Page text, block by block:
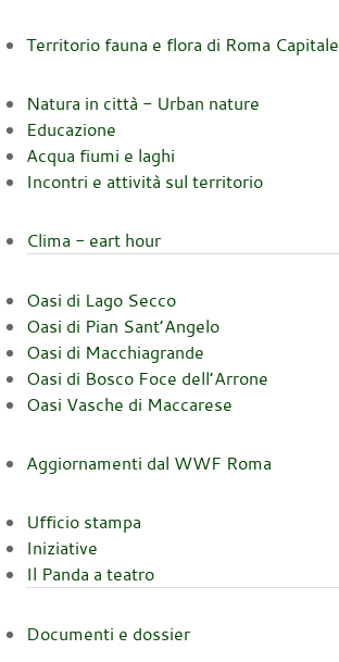
Territorio fauna e flora di Roma Capitale
Natura in città - Urban nature
Educazione
Acqua fiumi e laghi
Incontri e attività sul territorio
Clima - eart hour
Oasi di Lago Secco
Oasi di Pian Sant’Angelo
Oasi di Macchiagrande
Oasi di Bosco Foce dell’Arrone
Oasi Vasche di Maccarese
Aggiornamenti dal WWF Roma
Ufficio stampa
Iniziative
Il Panda a teatro
Documenti e dossier